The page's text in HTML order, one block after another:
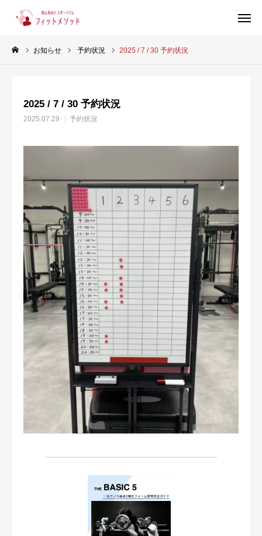
お知らせ 予約状況 2025 / 7 / 30 予約状況
2025 / 7 / 30 予約状況
2025.07.29 予約状況
当ジムについて
ブログ
店舗情報
お問い合わせ・ご予約
会則等